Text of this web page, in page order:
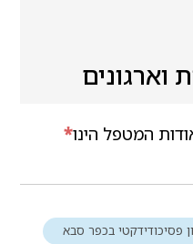
וארגונים
*המטפל הינו
פסיכודידקטי בכפר סבא